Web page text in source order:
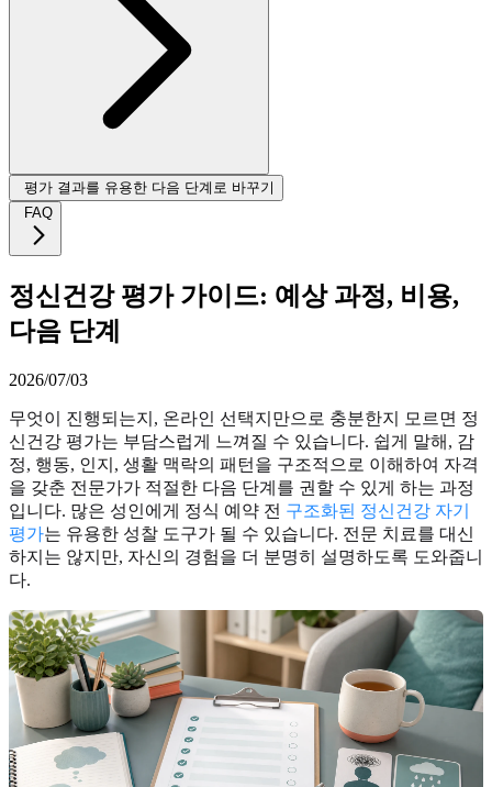
평가 결과를 유용한 다음 단계로 바꾸기
FAQ
정신건강 평가 가이드: 예상 과정, 비용,
다음 단계
2026/07/03
무엇이 진행되는지, 온라인 선택지만으로 충분한지 모르면 정
신건강 평가는 부담스럽게 느껴질 수 있습니다. 쉽게 말해, 감
정, 행동, 인지, 생활 맥락의 패턴을 구조적으로 이해하여 자격
을 갖춘 전문가가 적절한 다음 단계를 권할 수 있게 하는 과정
입니다. 많은 성인에게 정식 예약 전 구조화된 정신건강 자기
평가는 유용한 성찰 도구가 될 수 있습니다. 전문 치료를 대신
하지는 않지만, 자신의 경험을 더 분명히 설명하도록 도와줍니
다.